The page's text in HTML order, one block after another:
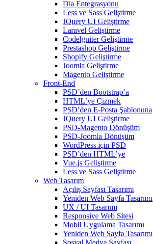
Dia Entegrasyonu
Less ve Sass Geliştirme
JQuery UI Geliştirme
Laravel Geliştirme
Codelgniter Geliştirme
Prestashop Geliştirme
Shopify Geliştirme
Joomla Geliştirme
Magento Geliştirme
Front-End
PSD’den Bootstrap’a
HTML’ye Çizmek
PSD’den E-Posta Şablonuna
JQuery UI Geliştirme
PSD-Magento Dönüşüm
PSD-Joomla Dönüşüm
WordPress için PSD
PSD’den HTML’ye
Vue.js Geliştirme
Less ve Sass Geliştirme
Web Tasarım
Açılış Sayfası Tasarımı
Yeniden Web Sayfa Tasarımı
UX / UI Tasarımı
Responsive Web Sitesi
Mobil Uygulama Tasarımı
Yeniden Web Sayfa Tasarımı